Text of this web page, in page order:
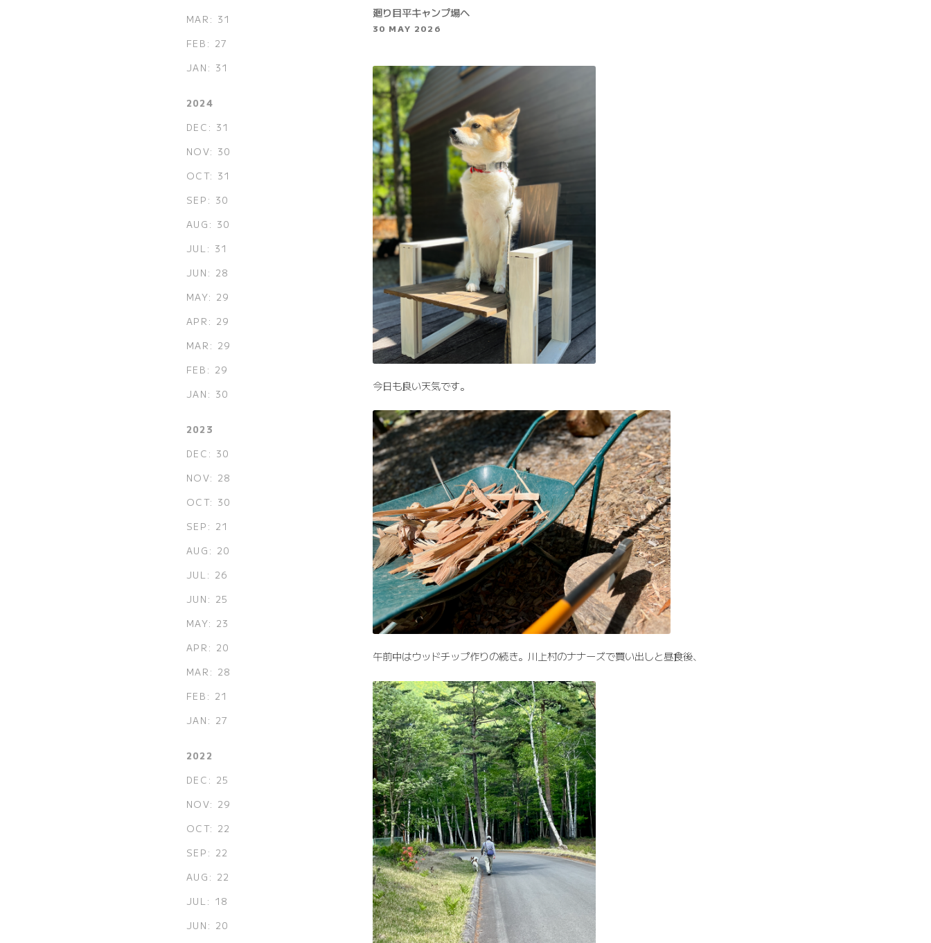
MAR: 31
FEB: 27
JAN: 31
2024
DEC: 31
NOV: 30
OCT: 31
SEP: 30
AUG: 30
JUL: 31
JUN: 28
MAY: 29
APR: 29
MAR: 29
FEB: 29
JAN: 30
2023
DEC: 30
NOV: 28
OCT: 30
SEP: 21
AUG: 20
JUL: 26
JUN: 25
MAY: 23
APR: 20
MAR: 28
FEB: 21
JAN: 27
2022
DEC: 25
NOV: 29
OCT: 22
SEP: 22
AUG: 22
JUL: 18
JUN: 20
廻り目平キャンプ場へ
30 MAY 2026
今日も良い天気です。
午前中はウッドチップ作りの続き。川上村のナナーズで買い出しと昼食後、